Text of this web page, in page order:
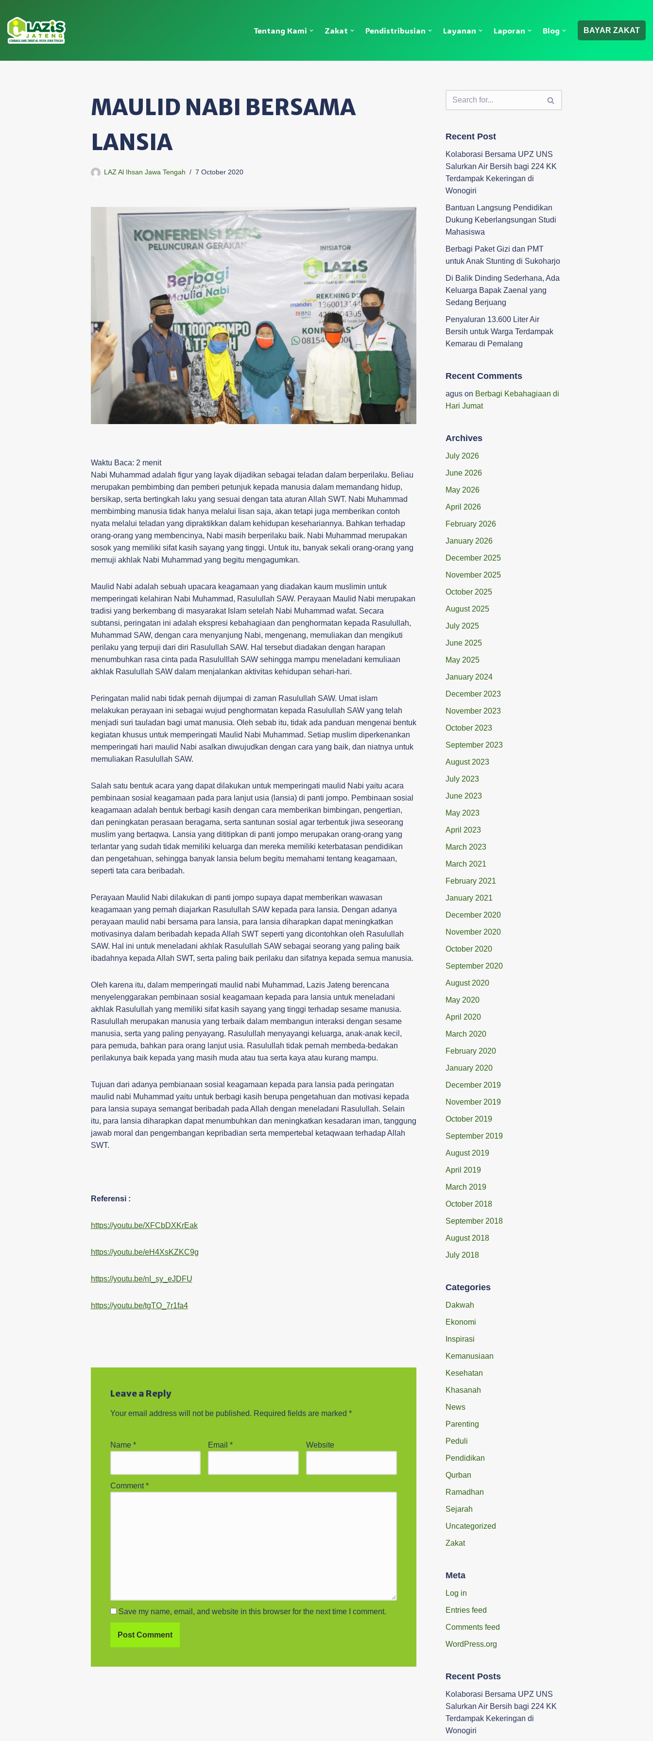
Skip
to
Tentang Kami Zakat Pendistribusian Layanan Laporan Blog BAYAR ZAKAT
MAULID NABI BERSAMA
LANSIA
LAZ Al Ihsan Jawa Tengah 7 October 2020
Waktu Baca: 2 menit
Nabi Muhammad adalah figur yang layak dijadikan sebagai teladan dalam berperilaku. Beliau
merupakan pembimbing dan pemberi petunjuk kepada manusia dalam memandang hidup,
bersikap, serta bertingkah laku yang sesuai dengan tata aturan Allah SWT. Nabi Muhammad
membimbing manusia tidak hanya melalui lisan saja, akan tetapi juga memberikan contoh
nyata melalui teladan yang dipraktikkan dalam kehidupan kesehariannya. Bahkan terhadap
orang-orang yang membencinya, Nabi masih berperilaku baik. Nabi Muhammad merupakan
sosok yang memiliki sifat kasih sayang yang tinggi. Untuk itu, banyak sekali orang-orang yang
memuji akhlak Nabi Muhammad yang begitu mengagumkan.
Maulid Nabi adalah sebuah upacara keagamaan yang diadakan kaum muslimin untuk
memperingati kelahiran Nabi Muhammad, Rasulullah SAW. Perayaan Maulid Nabi merupakan
tradisi yang berkembang di masyarakat Islam setelah Nabi Muhammad wafat. Secara
subtansi, peringatan ini adalah ekspresi kebahagiaan dan penghormatan kepada Rasulullah,
Muhammad SAW, dengan cara menyanjung Nabi, mengenang, memuliakan dan mengikuti
perilaku yang terpuji dari diri Rasulullah SAW. Hal tersebut diadakan dengan harapan
menumbuhkan rasa cinta pada Rasululllah SAW sehingga mampu meneladani kemuliaan
akhlak Rasulullah SAW dalam menjalankan aktivitas kehidupan sehari-hari.
Peringatan malid nabi tidak pernah dijumpai di zaman Rasulullah SAW. Umat islam
melakukan perayaan ini sebagai wujud penghormatan kepada Rasulullah SAW yang telah
menjadi suri tauladan bagi umat manusia. Oleh sebab itu, tidak ada panduan mengenai bentuk
kegiatan khusus untuk memperingati Maulid Nabi Muhammad. Setiap muslim diperkenankan
memperingati hari maulid Nabi asalkan diwujudkan dengan cara yang baik, dan niatnya untuk
memuliakan Rasulullah SAW.
Salah satu bentuk acara yang dapat dilakukan untuk memperingati maulid Nabi yaitu acara
pembinaan sosial keagamaan pada para lanjut usia (lansia) di panti jompo. Pembinaan sosial
keagamaan adalah bentuk berbagi kasih dengan cara memberikan bimbingan, pengertian,
dan peningkatan perasaan beragama, serta santunan sosial agar terbentuk jiwa seseorang
muslim yang bertaqwa. Lansia yang dititipkan di panti jompo merupakan orang-orang yang
terlantar yang sudah tidak memiliki keluarga dan mereka memiliki keterbatasan pendidikan
dan pengetahuan, sehingga banyak lansia belum begitu memahami tentang keagamaan,
seperti tata cara beribadah.
Perayaan Maulid Nabi dilakukan di panti jompo supaya dapat memberikan wawasan
keagamaan yang pernah diajarkan Rasulullah SAW kepada para lansia. Dengan adanya
perayaan maulid nabi bersama para lansia, para lansia diharapkan dapat meningkatkan
motivasinya dalam beribadah kepada Allah SWT seperti yang dicontohkan oleh Rasulullah
SAW. Hal ini untuk meneladani akhlak Rasulullah SAW sebagai seorang yang paling baik
ibadahnya kepada Allah SWT, serta paling baik perilaku dan sifatnya kepada semua manusia.
Oleh karena itu, dalam memperingati maulid nabi Muhammad, Lazis Jateng berencana
menyelenggarakan pembinaan sosial keagamaan kepada para lansia untuk meneladani
akhlak Rasulullah yang memiliki sifat kasih sayang yang tinggi terhadap sesame manusia.
Rasulullah merupakan manusia yang terbaik dalam membangun interaksi dengan sesame
manusia, serta yang paling penyayang. Rasulullah menyayangi keluarga, anak-anak kecil,
para pemuda, bahkan para orang lanjut usia. Rasulullah tidak pernah membeda-bedakan
perilakunya baik kepada yang masih muda atau tua serta kaya atau kurang mampu.
Tujuan dari adanya pembianaan sosial keagamaan kepada para lansia pada peringatan
maulid nabi Muhammad yaitu untuk berbagi kasih berupa pengetahuan dan motivasi kepada
para lansia supaya semangat beribadah pada Allah dengan meneladani Rasulullah. Selain
itu, para lansia diharapkan dapat menumbuhkan dan meningkatkan kesadaran iman, tanggung
jawab moral dan pengembangan kepribadian serta mempertebal ketaqwaan terhadap Allah
SWT.
Referensi :
https://youtu.be/XFCbDXKrEak
https://youtu.be/eH4XsKZKC9g
https://youtu.be/nI_sy_eJDFU
https://youtu.be/tgTO_7r1fa4
Leave a Reply
Your email address will not be published. Required fields are marked *
Name * Email* Website
Comment*
Save my name, email, and website in this browser for the next time I comment.
Recent Post
Kolaborasi Bersama UPZ UNS
Salurkan Air Bersih bagi 224 KK
Terdampak Kekeringan di
Wonogiri
‎Bantuan Langsung Pendidikan
Dukung Keberlangsungan Studi
Mahasiswa ‎
Berbagi Paket Gizi dan PMT
untuk Anak Stunting di Sukoharjo
Di Balik Dinding Sederhana, Ada
Keluarga Bapak Zaenal yang
Sedang Berjuang
Penyaluran 13.600 Liter Air
Bersih untuk Warga Terdampak
Kemarau di Pemalang
Recent Comments
agus on Berbagi Kebahagiaan di
Hari Jumat
Archives
July 2026
June 2026
May 2026
April 2026
February 2026
January 2026
December 2025
November 2025
October 2025
August 2025
July 2025
June 2025
May 2025
January 2024
December 2023
November 2023
October 2023
September 2023
August 2023
July 2023
June 2023
May 2023
April 2023
March 2023
March 2021
February 2021
January 2021
December 2020
November 2020
October 2020
September 2020
August 2020
May 2020
April 2020
March 2020
February 2020
January 2020
December 2019
November 2019
October 2019
September 2019
August 2019
April 2019
March 2019
October 2018
September 2018
August 2018
July 2018
Categories
Dakwah
Ekonomi
Inspirasi
Kemanusiaan
Kesehatan
Khasanah
News
Parenting
Peduli
Pendidikan
Qurban
Ramadhan
Sejarah
Uncategorized
Zakat
Meta
Log in
Entries feed
Comments feed
WordPress.org
Recent Posts
Kolaborasi Bersama UPZ UNS
Salurkan Air Bersih bagi 224 KK
Terdampak Kekeringan di
Wonogiri